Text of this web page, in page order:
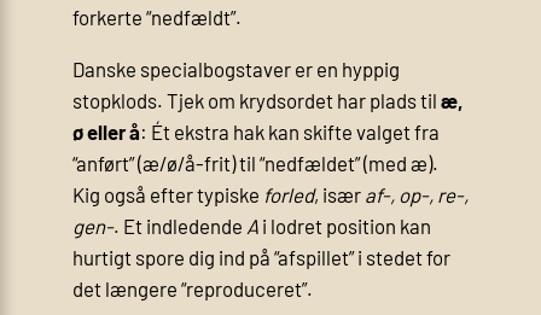
forkerte “nedfældt”.
Danske specialbogstaver er en hyppig
stopklods. Tjek om krydsordet har plads til æ,
ø eller å: Ét ekstra hak kan skifte valget fra
“anført” (æ/ø/å-frit) til “nedfældet” (med æ).
Kig også efter typiske forled, især af-, op-, re-,
gen-. Et indledende Ai lodret position kan
hurtigt spore dig ind på “afspillet” i stedet for
det længere “reproduceret”.